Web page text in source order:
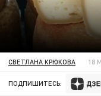
СВЕТЛАНА КРЮКОВА 18
ПОДПИШИТЕСЬ: